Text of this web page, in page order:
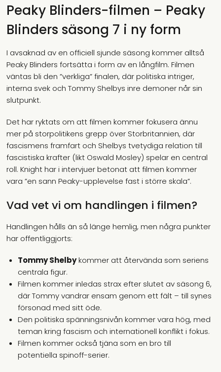
Peaky Blinders-filmen – Peaky
Blinders säsong 7 i ny form
I avsaknad av en officiell sjunde säsong kommer alltså
Peaky Blinders fortsätta i form av en långfilm. Filmen
väntas bli den ”verkliga” finalen, där politiska intriger,
interna svek och Tommy Shelbys inre demoner når sin
slutpunkt.
Det har ryktats om att filmen kommer fokusera ännu
mer på storpolitikens grepp över Storbritannien, där
fascismens framfart och Shelbys tvetydiga relation till
fascistiska krafter (likt Oswald Mosley) spelar en central
roll. Knight har i intervjuer betonat att filmen kommer
vara ”en sann Peaky-upplevelse fast i större skala”.
Vad vet vi om handlingen i filmen?
Handlingen hålls än så länge hemlig, men några punkter
har offentliggjorts:
Tommy Shelbykommer att återvända som seriens
centrala figur.
Filmen kommer inledas strax efter slutet av säsong 6,
där Tommy vandrar ensam genom ett fält – till synes
försonad med sitt öde.
Den politiska spänningsnivån kommer vara hög, med
teman kring fascism och internationell konflikt i fokus.
Filmen kommer också tjäna som en bro till
potentiella spinoff-serier.